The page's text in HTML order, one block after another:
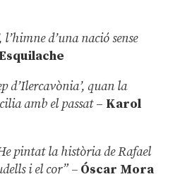
l’himne d’una nació sense
d’Ilercavònia’, quan la
amb el passat– Karol
pintat la història de Rafael
i el cor” –Óscar Mora